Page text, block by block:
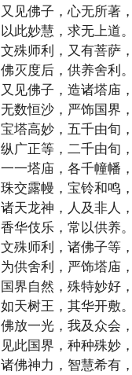
又见佛子，心无所著，
以此妙慧，求无上道。
文殊师利，又有菩萨，
佛灭度后，供养舍利。
又见佛子，造诸塔庙，
无数恒沙，严饰国界，
宝塔高妙，五千由旬，
纵广正等，二千由旬，
一一塔庙，各千幢幡，
珠交露幔，宝铃和鸣，
诸天龙神，人及非人，
香华伎乐，常以供养。
文殊师利，诸佛子等，
为供舍利，严饰塔庙，
国界自然，殊特妙好，
如天树王，其华开敷。
佛放一光，我及众会，
见此国界，种种殊妙，
诸佛神力，智慧希有，